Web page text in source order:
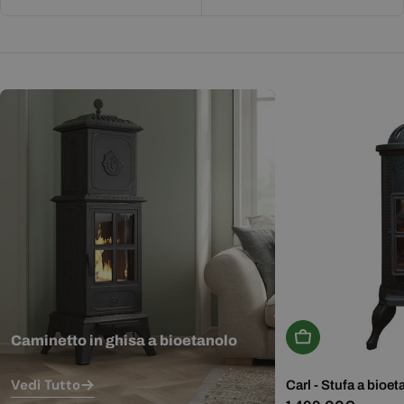
Caminetto in ghisa a bioetanolo
Vedi Tutto
Aggiungi Al
Carl - Stufa a